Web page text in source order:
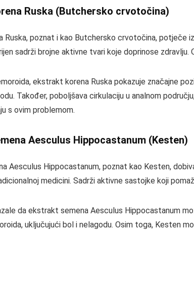
Ruska (Butchersko crvotočina)
Ruska, poznat i kao Butchersko crvotočina, potječe
sadrži brojne aktivne tvari koje doprinose
ekstrakt korena Ruska pokazuje značajne
Također, poboljšava cirkulaciju u analnom
s ovim problemom.
Aesculus Hippocastanum (Kesten)
Aesculus Hippocastanum, poznat kao Kesten,
medicini. Sadrži aktivne sastojke koji
da ekstrakt semena Aesculus Hippocastanum
uključujući bol i nelagodu. Osim toga, Kesten